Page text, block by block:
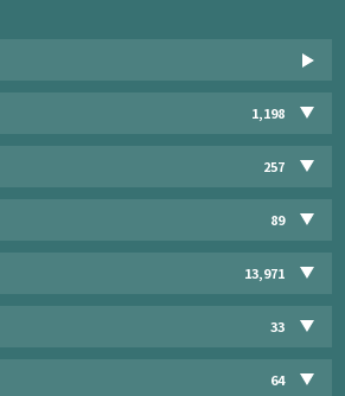
1,198
257
89
13,971
33
64